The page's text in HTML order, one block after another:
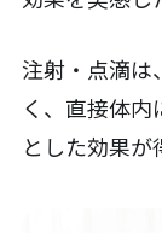
注射・点滴は
く、直接体
とした効果が